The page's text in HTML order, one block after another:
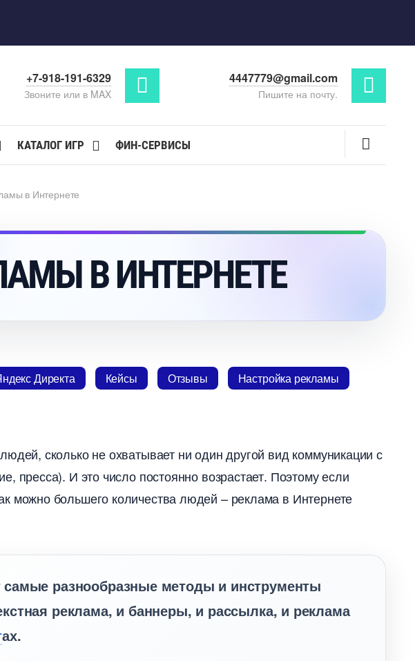
+7-918-191-6329
Звоните или в MAX
4447779@gmail.com
Пишите на почту.
КАТАЛОГ ИГР ФИН-СЕРВИСЫ
в Интернете
В ИНТЕРНЕТЕ
Директа Кейсы Отзывы
Настройка рекламы
сколько не охватывает ни один другой вид коммуникации с
пресса). И это число постоянно возрастает. Поэтому если
можно большего количества людей – реклама в Интернете
самые разнообразные методы и инструменты
реклама, и баннеры, и рассылка, и реклама
ах.